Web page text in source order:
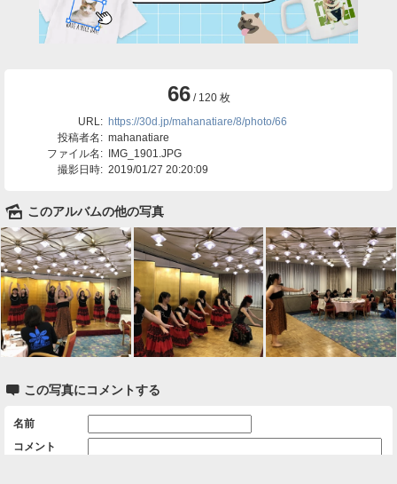
66 / 120 枚
URL: https://30d.jp/mahanatiare/8/photo/66
投稿者名: mahanatiare
ファイル名: IMG_1901.JPG
撮影日時: 2019/01/27 20:20:09
🌄 このアルバムの他の写真
 この写真にコメントする
名前
コメント